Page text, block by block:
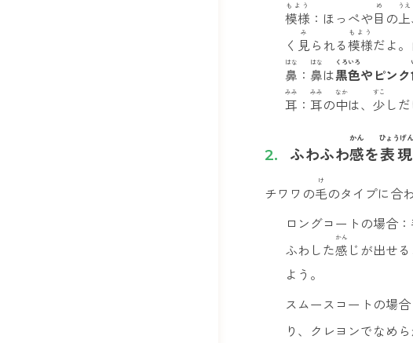
模様
もよう
：ほっぺや目
め
の上
うえ
く 見
み
られる模様
もよう
だよ
鼻
はな
： 鼻
はな
は黒色
くろいろ
やピンク
耳
みみ
： 耳
みみ
の中
なか
は、 少
すこ
し
ふわふわ感
かん
を表現
ひょうげん
チワワの毛
け
のタイプに合
ロングコートの場合：
ふわした感
かん
じが出せる
よう。
スムースコートの場合
り、クレヨンでなめら